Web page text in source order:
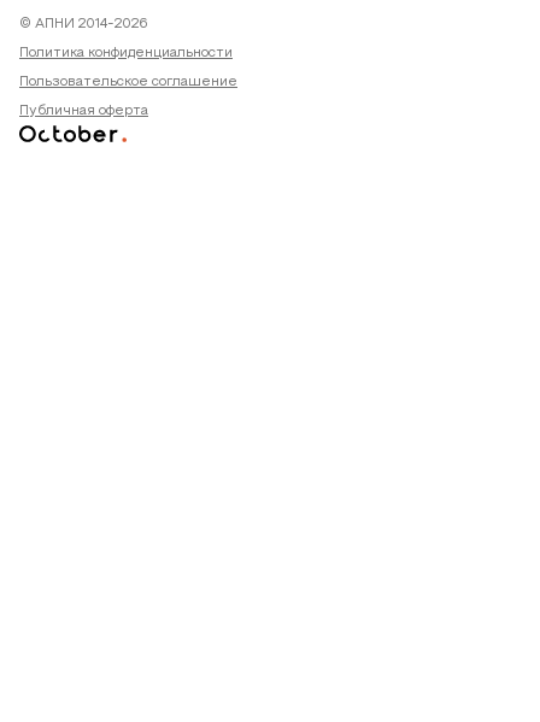
© АПНИ 2014-2026
Политика конфиденциальности
Пользовательское соглашение
Публичная оферта